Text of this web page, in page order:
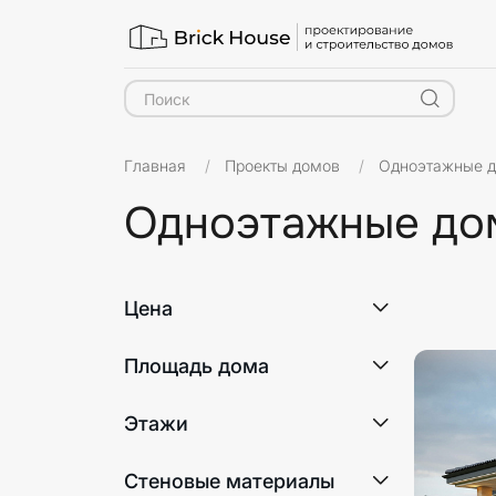
Главная Проекты домов Одноэтажные
Одноэтажные
Цена
Площадь дома
Этажи
Стеновые материалы